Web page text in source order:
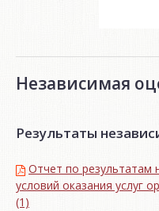
Независимая
Результаты
Отчет по результатам
условий оказания услуг
(1)